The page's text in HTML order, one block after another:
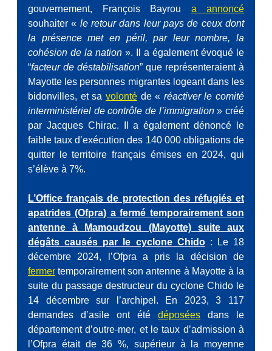
gouvernement, François Bayrou a annoncé
souhaiter « le retour dans leur pays de ceux dont
la présence met en péril, par leur nombre, la
cohésion de la nation ». Il a également évoqué le
“facteur de déstabilisation” que représenteraient à
Mayotte les personnes migrantes logeant dans les
bidonvilles, et sa volontéde « réactiver le comité
interministériel de contrôle de l’immigration» créé
par Jacques Chirac. Il a également dénoncé le
faible taux d’exécution des 140 000 obligations de
quitter le territoire français émises en 2024, qui
s’élève à 7%.
L’Office français de protection des réfugiés et
apatrides (Ofpra) a fermé temporairement son
antenne à Mamoudzou (Mayotte) suite aux
dégâts causés par le cyclone Chido : Le 18
décembre 2024, l’Ofpra a pris la décision de
fermer temporairement son antenne à Mayotte à la
suite du passage destructeur du cyclone Chido le
14 décembre sur l’archipel. En 2023, 3 117
demandes d’asile ont été déposées dans le
département d’outre-mer, et le taux d’admission à
l’Ofpra était de 36 %, supérieur à la moyenne